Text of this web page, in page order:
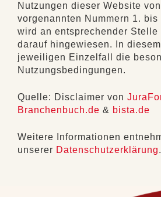
Nutzungen dieser Website
vorgenannten Nummern 1. bis
wird an entsprechender Stelle
darauf hingewiesen. In
jeweiligen Einzelfall die
Nutzungsbedingungen.
Quelle: Disclaimer von
Branchenbuch.de & bista.de
Weitere Informationen
unserer Datenschutzerklärung.